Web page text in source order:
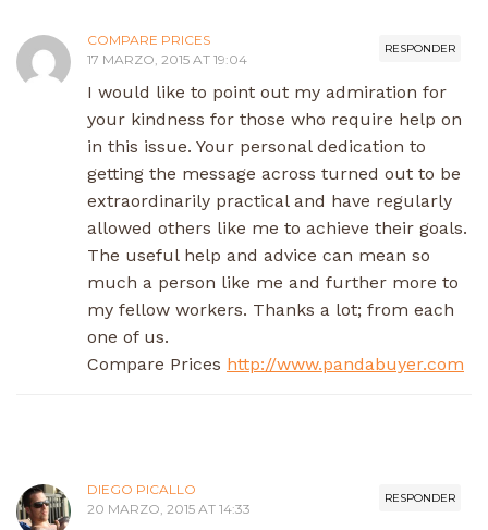
RESPONDER
COMPARE PRICES
17 MARZO, 2015 AT 19:04
I would like to point out my admiration for
your kindness for those who require help on
in this issue. Your personal dedication to
getting the message across turned out to be
extraordinarily practical and have regularly
allowed others like me to achieve their goals.
The useful help and advice can mean so
much a person like me and further more to
my fellow workers. Thanks a lot; from each
one of us.
Compare Prices http://www.pandabuyer.com
RESPONDER
DIEGO PICALLO
20 MARZO, 2015 AT 14:33